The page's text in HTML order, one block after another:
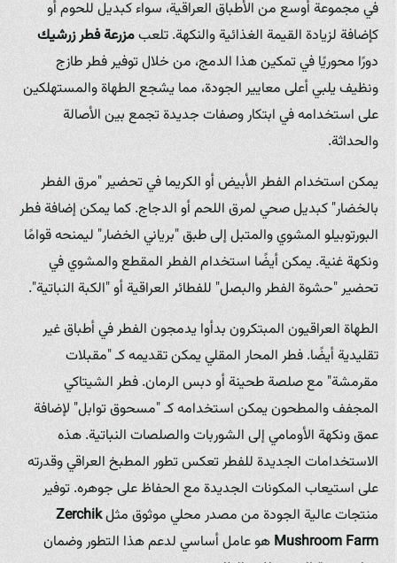
في مجموعة أوسع من الأطباق العراقية، سواء كبديل للحوم أو
كإضافة لزيادة القيمة الغذائية والنكهة. تلعبمزرعة فطر زرشيك
دورًا محوريًا في تمكين هذا الدمج، من خلال توفير فطر طازج
ونظيف يلبي أعلى معايير الجودة، مما يشجع الطهاة والمستهلكين
على استخدامه في ابتكار وصفات جديدة تجمع بين الأصالة
والحداثة.
يمكن استخدام الفطر الأبيض أو الكريما في تحضير "مرق الفطر
بالخضار" كبديل صحي لمرق اللحم أو الدجاج. كما يمكن إضافة فطر
البورتوبيلو المشوي والمتبل إلى طبق "برياني الخضار" ليمنحه قوامًا
ونكهة غنية. يمكن أيضًا استخدام الفطر المقطع والمشوي في
تحضير "حشوة الفطر والبصل" للفطائر العراقية أو "الكبة النباتية".
الطهاة العراقيون المبتكرون بدأوا يدمجون الفطر في أطباق غير
تقليدية أيضًا. فطر المحار المقلي يمكن تقديمه كـ "مقبلات
مقرمشة" مع صلصة طحينة أو دبس الرمان. فطر الشيتاكي
المجفف والمطحون يمكن استخدامه كـ "مسحوق توابل" لإضافة
عمق ونكهة الأومامي إلى الشوربات والصلصات النباتية. هذه
الاستخدامات الجديدة للفطر تعكس تطور المطبخ العراقي وقدرته
على استيعاب المكونات الجديدة مع الحفاظ على جوهره. توفير
منتجات عالية الجودة من مصدر محلي موثوق مثلZerchik
Mushroom Farmهو عامل أساسي لدعم هذا التطور وضمان